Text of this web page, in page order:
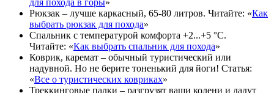
Рюкзак – лучше каркасный, 65-80 литров. Читайте: «Как
выбрать рюкзак для похода»
Спальник с температурой комфорта +2...+5 °С.
Читайте: «Как выбрать спальник для похода»
Коврик, каремат – обычный туристический или
надувной. Но не берите тоненький для йоги! Статья:
«Все о туристических ковриках»
Треккинговые палки – разгрузят ваши колени и дадут